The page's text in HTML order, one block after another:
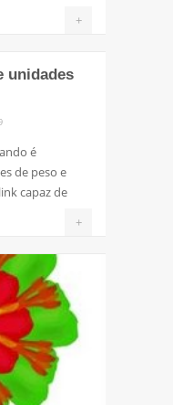
+
unidades
é
de peso e
capaz de
+